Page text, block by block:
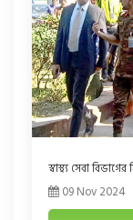
স্বাস্থ্য সেবা
09 Nov 2024